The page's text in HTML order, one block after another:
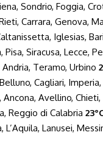
Sondrio, Foggia,
Carrara, Genova,
Iglesias,
Pisa, Siracusa, Lecce,
Teramo, Urbino
Cagliari,
Ancona, Avellino,
Reggio di Calabria
L’Aquila, Lanusei,